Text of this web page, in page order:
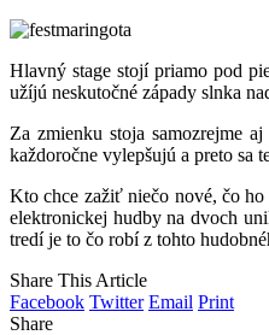
Hlavný stage stojí priamo pod
užíjú neskutočné západy slnka
Za zmienku stoja samozrejme
každoročne vylepšujú a preto sa
Kto chce zažiť niečo nové, čo
elektronickej hudby na dvoch
tredí je to čo robí z tohto
Share This Article
Facebook Twitter Email Print
Share